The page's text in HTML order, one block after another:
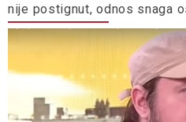
nije postignut, odnos snaga